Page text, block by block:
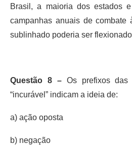
Brasil, a maioria dos estados
campanhas anuais de
sublinhado poderia ser
Questão 8 –Os prefixos das
“incurável” indicam a ideia de:
a) ação oposta
b) negação